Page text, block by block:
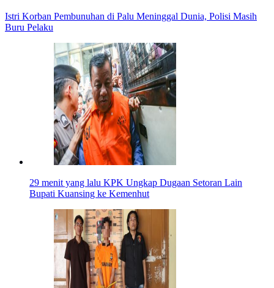
Istri Korban Pembunuhan di Palu Meninggal Dunia, Polisi Masih
Buru Pelaku
29 menit yang lalu KPK Ungkap Dugaan Setoran Lain
Bupati Kuansing ke Kemenhut